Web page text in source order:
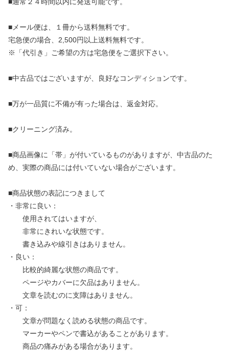
■メール便は、１冊から送料無料です。
宅急便の場合、2,500円以上送料無料です。
※「代引き」ご希望の方は宅急便をご選択下さい。
■中古品ではございますが、良好なコンディションです。
■万が一品質に不備が有った場合は、返金対応。
■クリーニング済み。
■商品画像に「帯」が付いているものがありますが、中古品のた
め、実際の商品には付いていない場合がございます。
■商品状態の表記につきまして
・非常に良い：
使用されてはいますが、
非常にきれいな状態です。
書き込みや線引きはありません。
・良い：
比較的綺麗な状態の商品です。
ページやカバーに欠品はありません。
文章を読むのに支障はありません。
・可：
文章が問題なく読める状態の商品です。
マーカーやペンで書込があることがあります。
商品の痛みがある場合があります。